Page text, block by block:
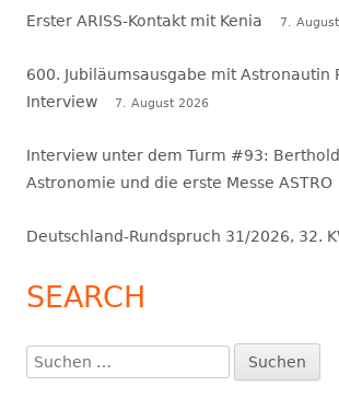
Erster ARISS-Kontakt mit Kenia 7.
600. Jubiläumsausgabe mit Astronautin
Interview
7. August 2026
Interview unter dem Turm #93:
Astronomie und die erste Messe ASTRO
Deutschland-Rundspruch 31/2026, 32.
SEARCH
Suchen
nach: